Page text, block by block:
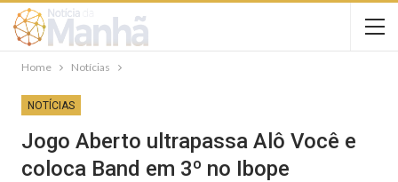
Home Notícias
NOTÍCIAS
Jogo Aberto ultrapassa Alô Você e
coloca Band em 3º no Ibope